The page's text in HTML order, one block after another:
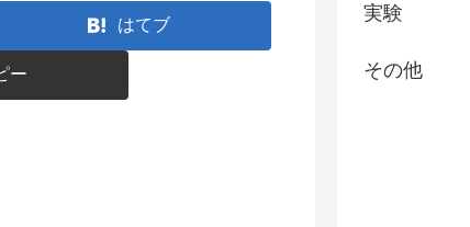
はてブ
ー
実験
その他